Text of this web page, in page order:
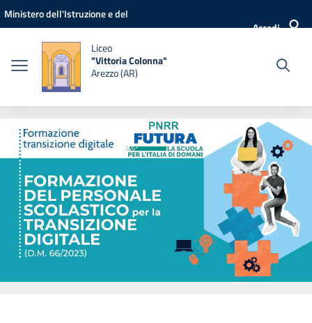
Vai ai contenuti
Vai al menu di navigazione
Vai al footer
Ministero dell'Istruzione e del
Accedi
Liceo
"Vittoria Colonna"
Arezzo (AR)